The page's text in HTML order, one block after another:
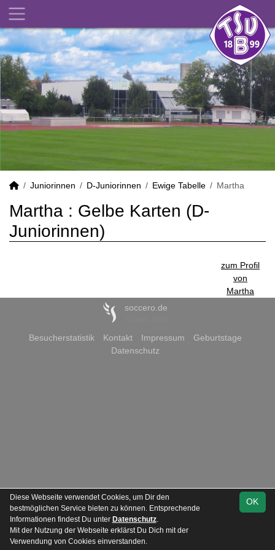
Juniorinnen D-Juniorinnen Ewige Tabelle Martha
Martha : Gelbe Karten (D-
Juniorinnen)
zum Profil
von
Martha
soccero.de
Besucherstatistik Kontakt Impressum
Geburtstage
Datenschutz
OK
Diese Webseite verwendet Cookies, um Dir den
bestmöglichen Service bieten zu können. Entsprechende
Informationen findest Du unter Datenschutz.
Mit der Nutzung der Webseite erklärst Du Dich mit der
Verwendung von Cookies einverstanden.